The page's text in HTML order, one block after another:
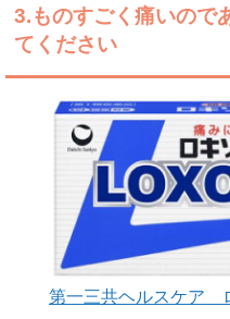
3.ものすごく痛いので
てください
第一三共ヘルスケア